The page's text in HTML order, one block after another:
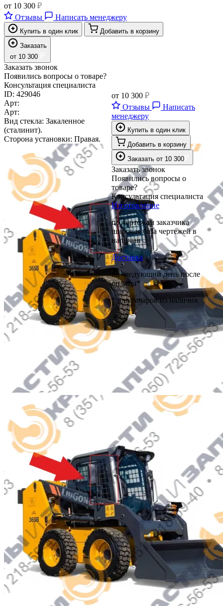
от 10 300 ₽
Отзывы
Написать менеджеру
Купить в один клик
Добавить в корзину
Заказать
от 10 300
Заказать звонок
Появились вопросы о товаре?
Консультация специалиста
ID: 429046
Арт:
Арт:
Вид стекла: Закаленное
(сталинит).
Сторона установки: Правая.
от 10 300 ₽
Отзывы
Написать
менеджеру
Купить в один клик
Добавить в корзину
Заказать от 10 300
Заказать звонок
Появились вопросы о
товаре?
Консультация специалиста
Изготовление
по чертежам заказчика
широкая база чертежей в
наличии
Доставка
на следующий день после
оплаты*
* для товаров из наличия